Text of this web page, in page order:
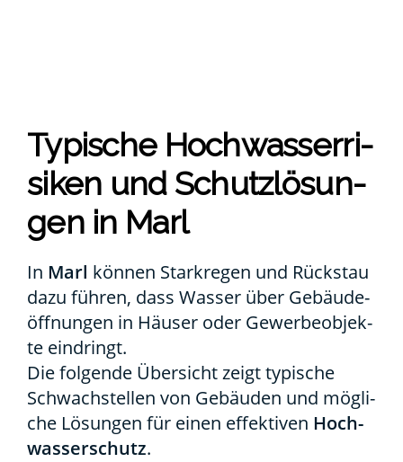
Typi­sche Hoch­was­ser­ri­
si­ken und Schutz­lö­sun­
gen in Marl
In Marl kön­nen Stark­re­gen und Rück­stau
dazu füh­ren, dass Was­ser über Gebäu­de­
öff­nun­gen in Häu­ser oder Gewer­be­ob­jek­
te ein­dringt.
Die fol­gen­de Über­sicht zeigt typi­sche
Schwach­stel­len von Gebäu­den und mög­li­
che Lösun­gen für einen effek­ti­ven Hoch­
was­ser­schutz.